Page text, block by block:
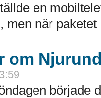
en
men när
om
började